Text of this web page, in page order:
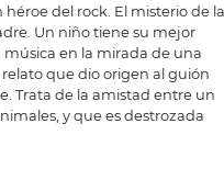
del rock. El misterio de la
Un niño tiene su mejor
en la mirada de una
que dio origen al guión
Trata de la amistad entre un
y que es destrozada